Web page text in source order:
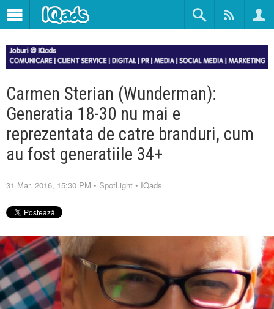
Carmen Sterian (Wunderman):
Generatia 18-30 nu mai e
reprezentata de catre branduri, cum
au fost generatiile 34+
31 Mar. 2016, 15:30 PM • SpotLight • IQads